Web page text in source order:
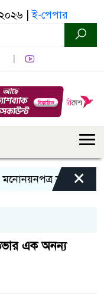
২০২৬ |ই-পেপার
সংগ্রহ ×
এক অনন্য